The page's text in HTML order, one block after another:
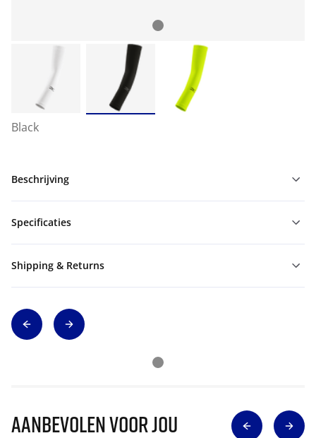
Black
Beschrijving
Specificaties
Shipping & Returns
Aanbevolen voor jou